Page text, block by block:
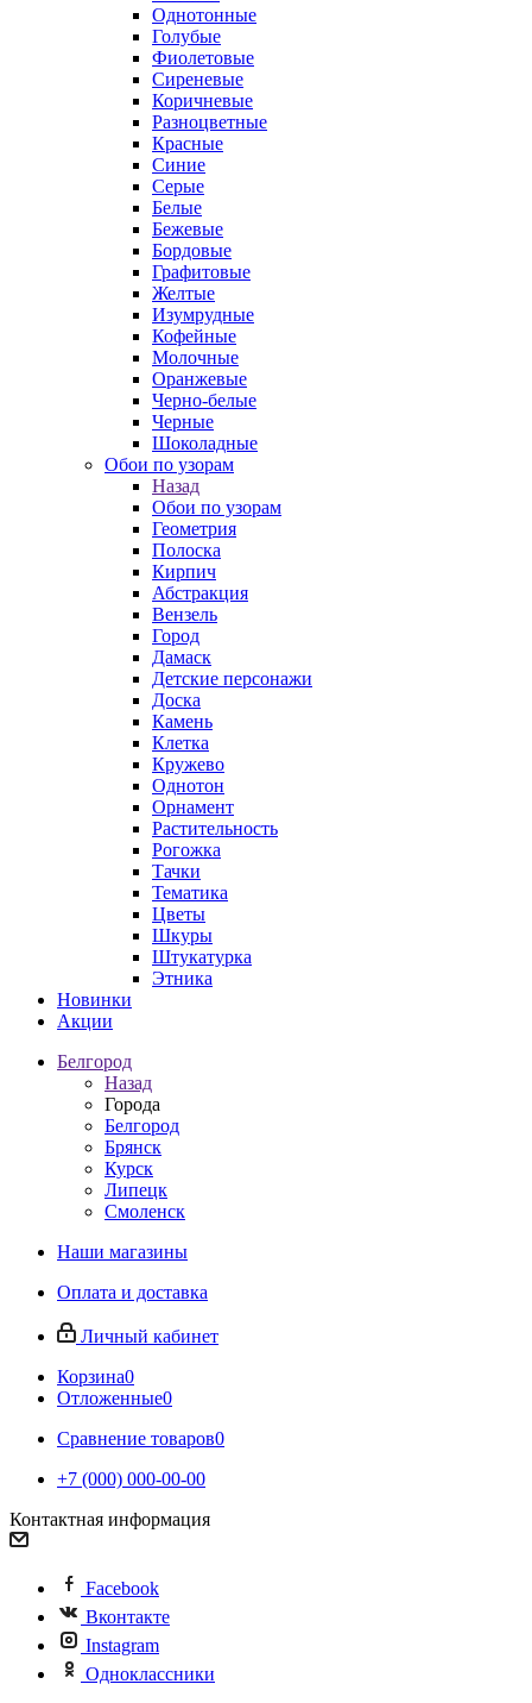
Однотонные
Голубые
Фиолетовые
Сиреневые
Коричневые
Разноцветные
Красные
Синие
Серые
Белые
Бежевые
Бордовые
Графитовые
Желтые
Изумрудные
Кофейные
Молочные
Оранжевые
Черно-белые
Черные
Шоколадные
Обои по узорам
Назад
Обои по узорам
Геометрия
Полоска
Кирпич
Абстракция
Вензель
Город
Дамаск
Детские персонажи
Доска
Камень
Клетка
Кружево
Однотон
Орнамент
Растительность
Рогожка
Тачки
Тематика
Цветы
Шкуры
Штукатурка
Этника
Новинки
Акции
Белгород
Назад
Города
Белгород
Брянск
Курск
Липецк
Смоленск
Наши магазины
Оплата и доставка
Личный кабинет
Корзина0
Отложенные0
Сравнение товаров0
+7 (000) 000-00-00
Контактная информация
Facebook
Вконтакте
Instagram
Одноклассники